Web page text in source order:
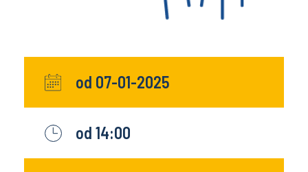
od 07-01-2025
od 14:00